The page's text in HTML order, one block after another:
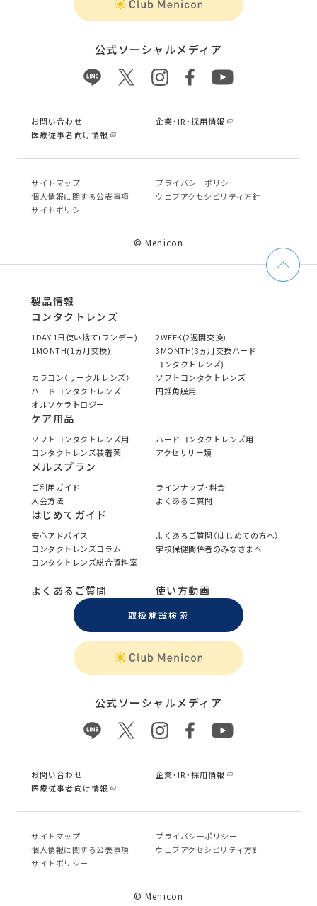
公式ソーシャルメディア
お問い合わせ
企業・IR・採用情報
医療従事者向け情報
サイトマップ
プライバシーポリシー
個⼈情報に関する公表事項
ウェブアクセシビリティ方針
サイトポリシー
© Menicon
製品情報
コンタクトレンズ
1DAY 1日使い捨て(ワンデー)
2WEEK(2週間交換)
1MONTH(1ヵ月交換)
3MONTH(3ヵ月交換ハード
コンタクトレンズ)
カラコン（サークルレンズ）
ソフトコンタクトレンズ
ハードコンタクトレンズ
円錐角膜用
オルソケラトロジー
ケア用品
ソフトコンタクトレンズ用
ハードコンタクトレンズ用
コンタクトレンズ装着薬
アクセサリー類
メルスプラン
ご利用ガイド
ラインナップ・料金
入会方法
よくあるご質問
はじめてガイド
安心アドバイス
よくあるご質問（はじめての方へ）
コンタクトレンズコラム
学校保健関係者のみなさまへ
コンタクトレンズ総合資料室
よくあるご質問 使い方動画
取扱施設検索
公式ソーシャルメディア
お問い合わせ
企業・IR・採用情報
医療従事者向け情報
サイトマップ
プライバシーポリシー
個⼈情報に関する公表事項
ウェブアクセシビリティ方針
サイトポリシー
© Menicon